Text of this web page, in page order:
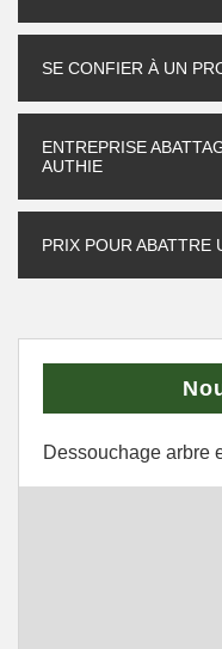
SE CONFIER À UN
ENTREPRISE
AUTHIE
PRIX POUR ABATTRE
Dessouchage arbre